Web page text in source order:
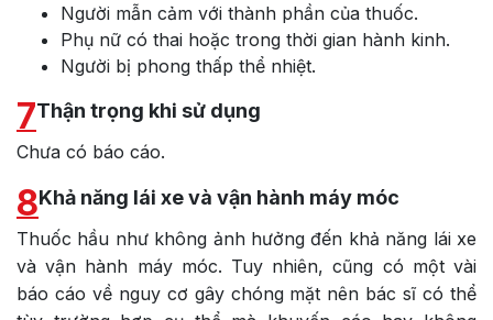
Người mẫn cảm với thành phần của thuốc.
Phụ nữ có thai hoặc trong thời gian hành kinh.
Người bị phong thấp thể nhiệt.
7Thận trọng khi sử dụng
Chưa có báo cáo.
8Khả năng lái xe và vận hành máy móc
Thuốc hầu như không ảnh hưởng đến khả năng lái xe
và vận hành máy móc. Tuy nhiên, cũng có một vài
báo cáo về nguy cơ gây chóng mặt nên bác sĩ có thể